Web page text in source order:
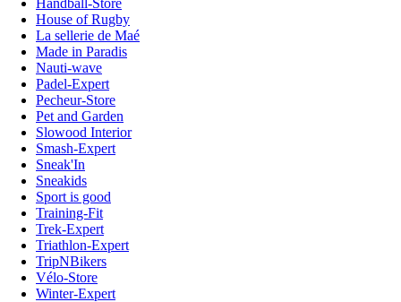
House of Rugby
La sellerie de Maé
Made in Paradis
Nauti-wave
Padel-Expert
Pecheur-Store
Pet and Garden
Slowood Interior
Smash-Expert
Sneak'In
Sneakids
Sport is good
Training-Fit
Trek-Expert
Triathlon-Expert
TripNBikers
Vélo-Store
Winter-Expert